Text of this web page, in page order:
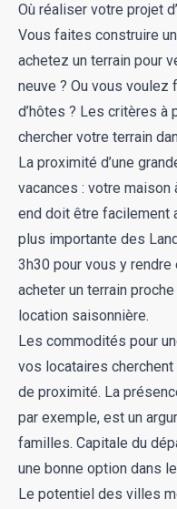
Où réaliser votre projet
Vous faites construire
achetez un terrain pour
neuve ? Ou vous voulez
d’hôtes ? Les critères à
chercher votre terrain
La proximité d’une
vacances : votre maison
end doit être facilement
plus importante des
3h30 pour vous y
acheter un terrain
location saisonnière.
Les commodités pour
vos locataires
de proximité. La
par exemple, est un
familles. Capitale du
une bonne option dans
Le potentiel des villes